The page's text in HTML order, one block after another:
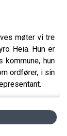
møter vi tre
Heia. Hun er
hun
ordfører, i sin